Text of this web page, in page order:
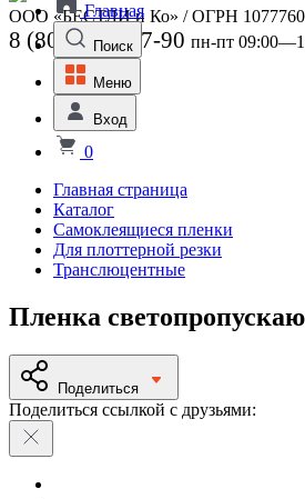
ООО «БЕСТЛИ и Ко» / ОГРН
8 (800) 301-07-90 пн-пт
Главная
Поиск
Меню
Вход
0
Главная страница
Каталог
Самоклеящиеся пленки
Для плоттерной резки
Транслюцентные
Пленка
Поделиться
Поделиться ссылкой с друзьями: